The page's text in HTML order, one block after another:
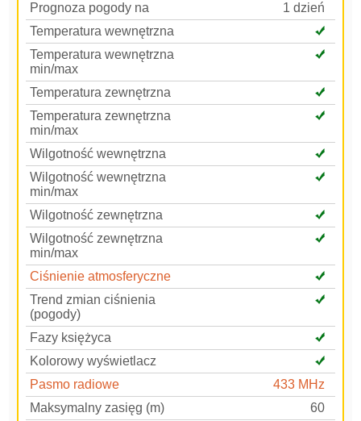
Prognoza pogody na
1 dzień
Temperatura wewnętrzna
Temperatura wewnętrzna
min/max
Temperatura zewnętrzna
Temperatura zewnętrzna
min/max
Wilgotność wewnętrzna
Wilgotność wewnętrzna
min/max
Wilgotność zewnętrzna
Wilgotność zewnętrzna
min/max
Ciśnienie atmosferyczne
Trend zmian ciśnienia
(pogody)
Fazy księżyca
Kolorowy wyświetlacz
Pasmo radiowe
433 MHz
Maksymalny zasięg (m)
60